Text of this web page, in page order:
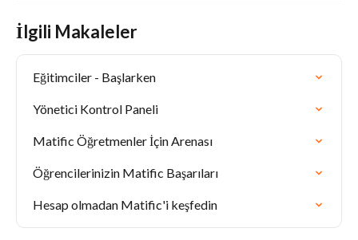
İlgili Makaleler
Eğitimciler - Başlarken
Yönetici Kontrol Paneli
Matific Öğretmenler İçin Arenası
Öğrencilerinizin Matific Başarıları
Hesap olmadan Matific'i keşfedin